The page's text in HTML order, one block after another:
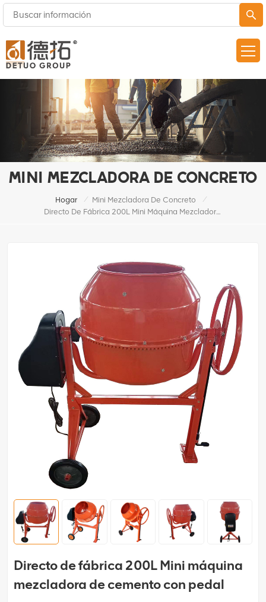
MINI MEZCLADORA DE CONCRETO
Hogar / Mini Mezcladora De Concreto
/
Directo De Fábrica 200L Mini Máquina Mezcladora De Cemento Con Pedal
Directo de fábrica 200L Mini máquina
mezcladora de cemento con pedal